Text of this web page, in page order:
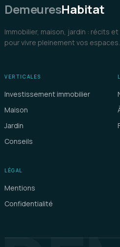
DemeuresHabitat
Immobilier, maison, jardin : récits
pour vivre pleinement vos espaces.
VERTICALES
Investissement immobilier
Maison
Jardin
Conseils
LÉGAL
Mentions
Confidentialité